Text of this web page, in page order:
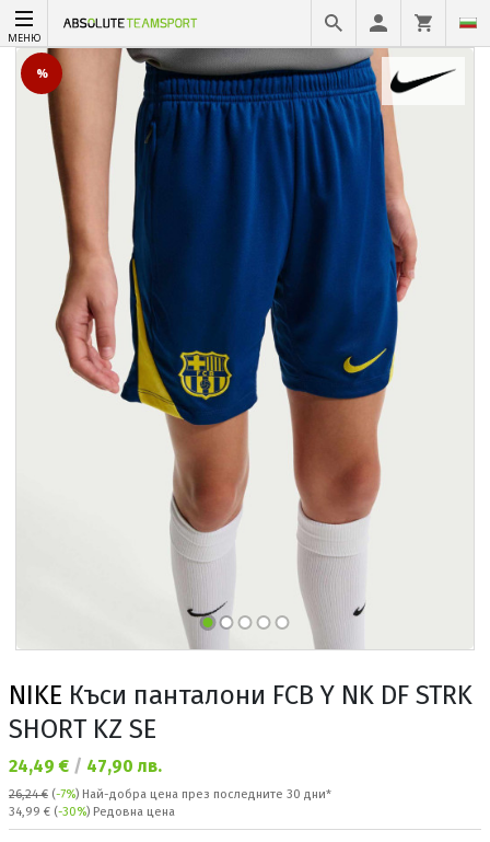
МЕНЮ
%
NIKE Къси панталони FCB Y NK DF STRK
SHORT KZ SE
Текуща цена:
24,49 € / 47,90 лв.
26,24 € (-7%) Най-добра цена през последните 30 дни*
Редовна цена:
34,99 € (-30%) Редовна цена